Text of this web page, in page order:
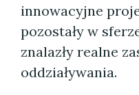
innowacyjne
pozostały w
znalazły realne
oddziaływania.